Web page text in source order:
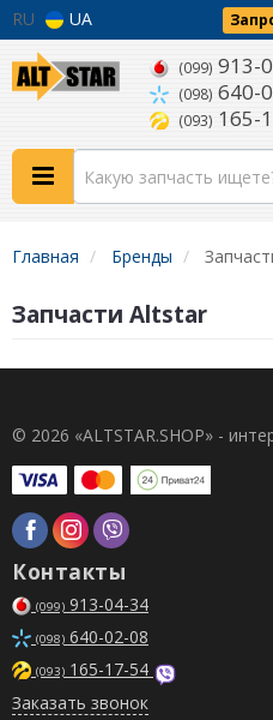
RU UA
(099) 913-
(098) 640-
(093) 165-
Главная Бренды
Запчасти Altstar
© 2026 «ALTSTAR.SHOP» -
Контакты
(099) 913-04-34
(098) 640-02-08
(093) 165-17-54
Заказать звонок